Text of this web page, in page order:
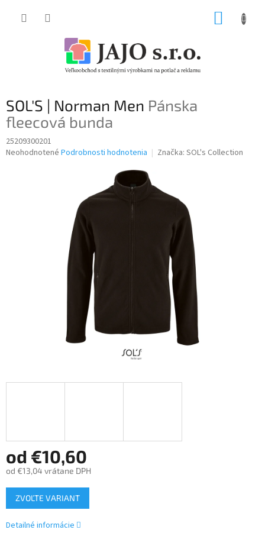
SOL'S | Norman Men Pánska
fleecová bunda
25209300201
Priemerné
Neohodnotené Podrobnosti hodnotenia Značka: SOL's Collection
od €10,60
od €13,04 vrátane DPH
Jednotková
cena:
ZVOĽTE VARIANT
Detailné informácie